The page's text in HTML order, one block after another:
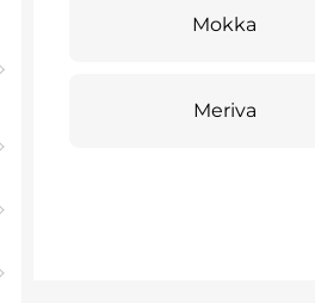
Mokka
Meriva